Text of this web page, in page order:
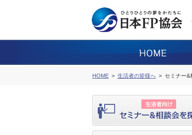
HOME 生活者の皆様へ セミナー&